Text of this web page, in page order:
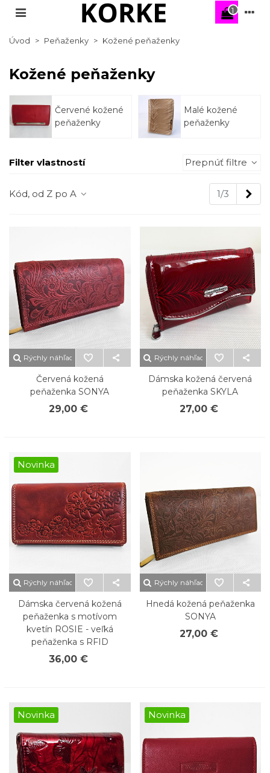
1
Úvod > Peňaženky > Kožené peňaženky
Kožené peňaženky
Červené kožené
peňaženky
Malé kožené
peňaženky
Filter vlastností Prepnúť filtre
Kód, od Z po A 1/3
Rýchly náhľad
Červená kožená
peňaženka SONYA
29,00 €
Rýchly náhľad
Dámska kožená červená
peňaženka SKYLA
27,00 €
Novinka
Rýchly náhľad
Dámska červená kožená
peňaženka s motívom
kvetín ROSIE - veľká
peňaženka s RFID
36,00 €
Rýchly náhľad
Hnedá kožená peňaženka
SONYA
27,00 €
Novinka Novinka